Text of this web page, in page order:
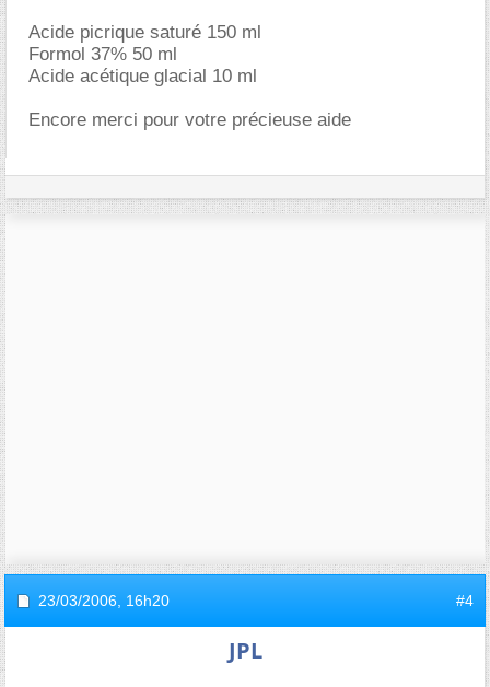
Acide picrique saturé 150 ml
Formol 37% 50 ml
Acide acétique glacial 10 ml
Encore merci pour votre précieuse aide
23/03/2006, 16h20 #4
JPL